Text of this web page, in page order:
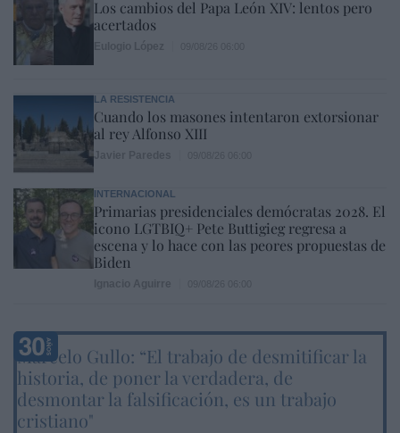
Los cambios del Papa León XIV: lentos pero
acertados
LA RESISTENCIA
Cuando los masones intentaron extorsionar
al rey Alfonso XIII
INTERNACIONAL
Primarias presidenciales demócratas 2028. El
icono LGTBIQ+ Pete Buttigieg regresa a
escena y lo hace con las peores propuestas de
Biden
Marcelo Gullo: “El trabajo de desmitificar la
historia, de poner la verdadera, de
desmontar la falsificación, es un trabajo
cristiano"